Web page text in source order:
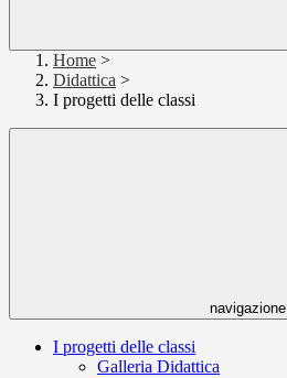
Home >
Didattica >
I progetti delle classi
navigazione
I progetti delle classi
Galleria Didattica